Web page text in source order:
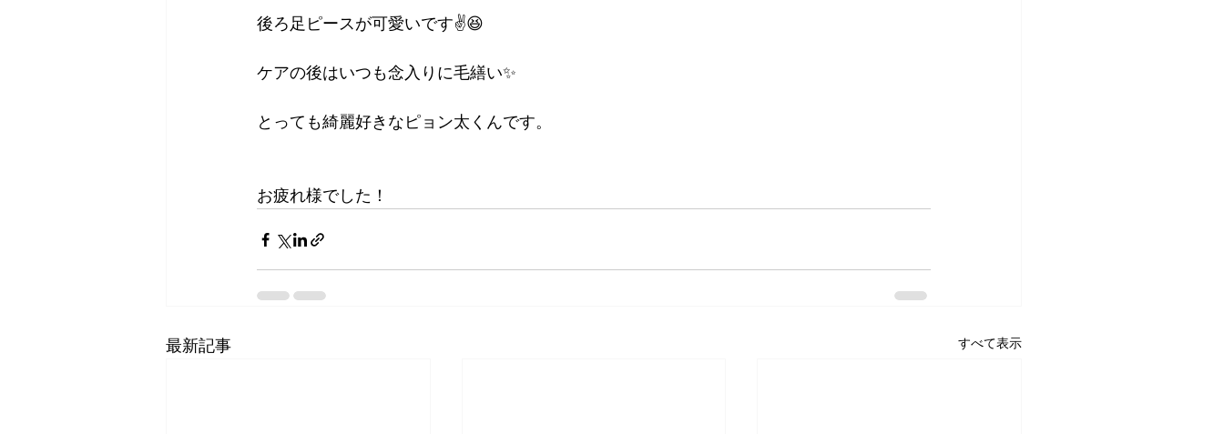
後ろ足ピースが可愛いです✌️😆
ケアの後はいつも念入りに毛繕い✨
とっても綺麗好きなピョン太くんです。
お疲れ様でした！
最新記事 すべて表示